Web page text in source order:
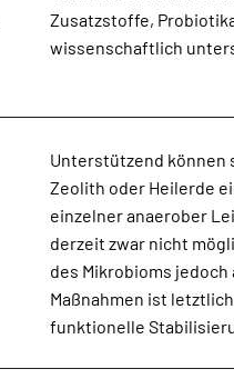
Zusatzstoffe,
wissenschaftlich
Unterstützend können
funktionelle